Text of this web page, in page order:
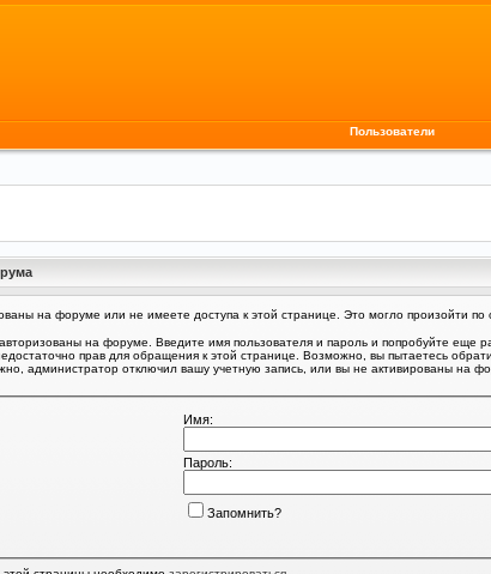
Пользователи
на форуме или не имеете доступа к этой странице. Это могло произойти по
на форуме. Введите имя пользователя и пароль и попробуйте еще
прав для обращения к этой странице. Возможно, вы пытаетесь
администратор отключил вашу учетную запись, или вы не активированы на
Имя:
Пароль:
Запомнить?